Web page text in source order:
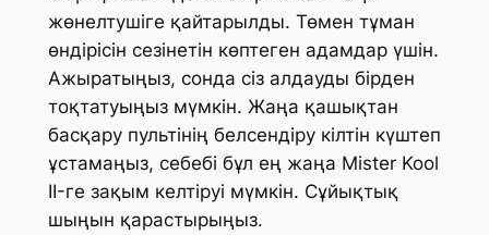
жөнелтушіге қайтарылды. Төмен тұман
өндірісін сезінетін көптеген адамдар үшін.
Ажыратыңыз, сонда сіз алдауды бірден
тоқтатуыңыз мүмкін. Жаңа қашықтан
басқару пультінің белсендіру кілтін күштеп
ұстамаңыз, себебі бұл ең жаңа Mister Kool
II-ге зақым келтіруі мүмкін. Сұйықтық
шыңын қарастырыңыз.